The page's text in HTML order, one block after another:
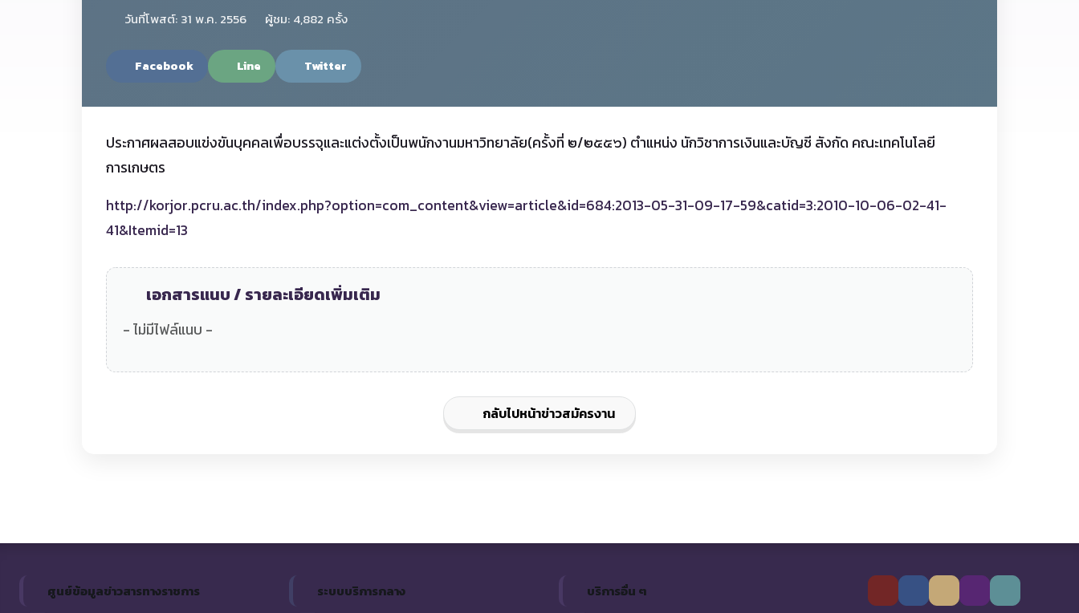
วันที่โพสต์: 31 พ.ค. 2556 ผู้ชม: 4,882 ครั้ง
Facebook Line Twitter
ประกาศผลสอบแข่งขันบุคคลเพื่อบรรจุและแต่งตั้งเป็นพนักงานมหาวิทยาลัย(ครั้งที่ ๒/๒๕๕๖) ตำแหน่ง นักวิชาการเงินและบัญชี สังกัด คณะเทคโนโลยี
การเกษตร
http://korjor.pcru.ac.th/index.php?option=com_content&view=article&id=684:2013-05-31-09-17-59&catid=3:2010-10-06-02-41-
41&Itemid=13
เอกสารแนบ / รายละเอียดเพิ่มเติม
- ไม่มีไฟล์แนบ -
กลับไปหน้าข่าวสมัครงาน
ศูนย์ข้อมูลข่าวสารทางราชการ ระบบบริการกลาง บริการอื่น ๆ